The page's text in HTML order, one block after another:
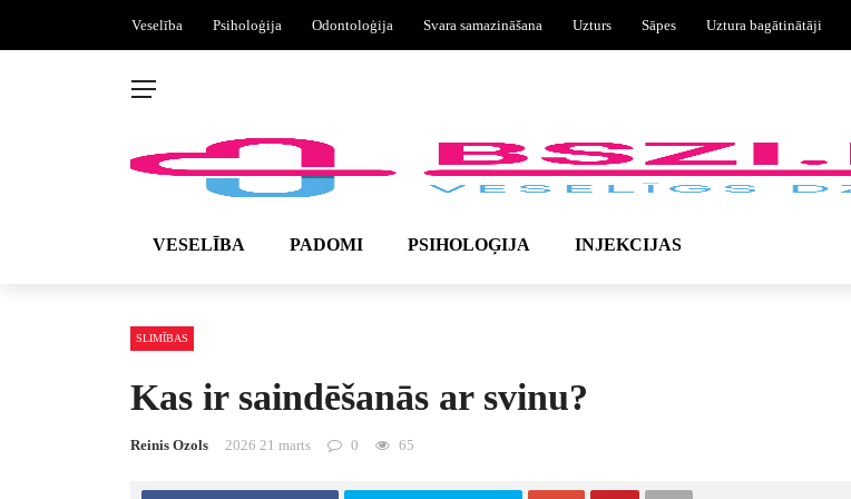
Veselība Psiholoģija Odontoloģija Svara samazināšana Uzturs Sāpes Uztura bagātinātāji
VESELĪBA PADOMI PSIHOLOĢIJA INJEKCIJAS
SLIMĪBAS
Kas ir saindēšanās ar svinu?
Reinis Ozols 2026 21 marts 0 65